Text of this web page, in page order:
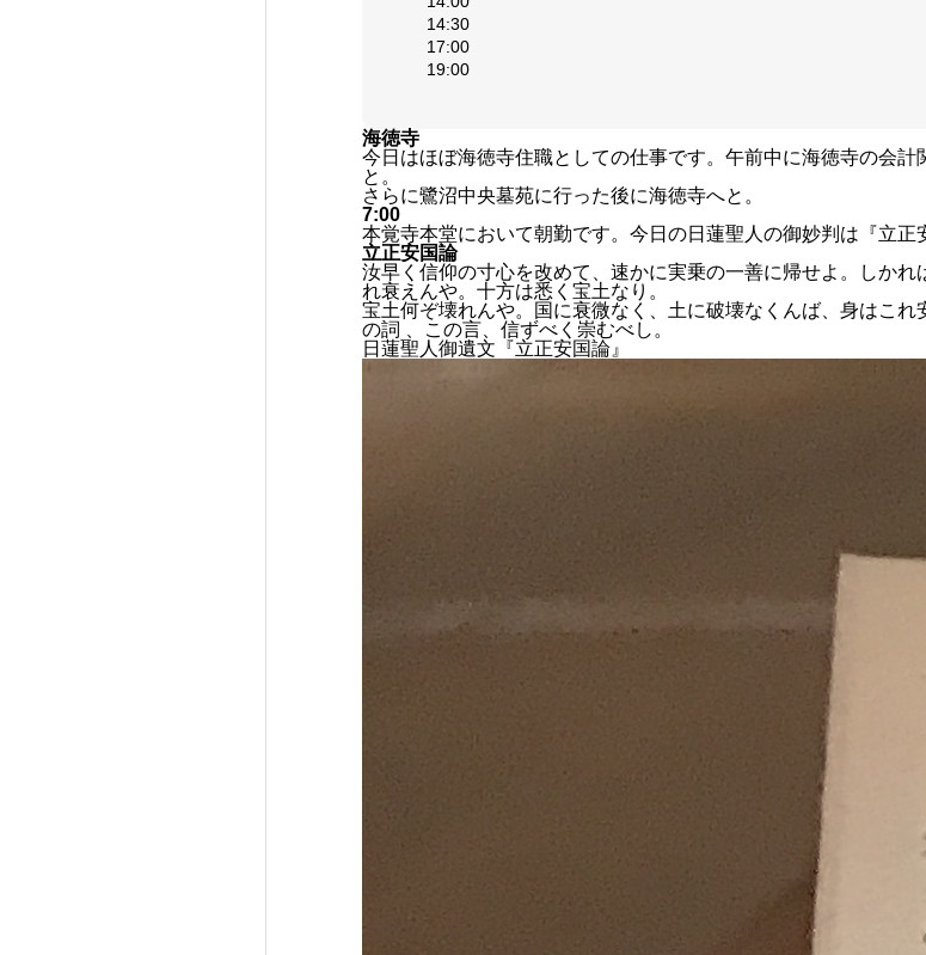
14:30
17:00
19:00
海徳寺
今日はほぼ海徳寺住職としての仕事です。午前中に海徳寺の会
と。
さらに鷺沼中央墓苑に行った後に海徳寺へと。
7:00
本覚寺本堂において朝勤です。今日の日蓮聖人の御妙判は『立正
立正安国論
汝早く信仰の寸心を改めて、速かに実乗の一善に帰せよ。しか
れ衰えんや。十方は悉く宝土なり。
宝土何ぞ壊れんや。国に衰微なく、土に破壊なくんば、身はこれ
の詞 、この言、信ずべく崇むべし。
日蓮聖人御遺文『立正安国論』